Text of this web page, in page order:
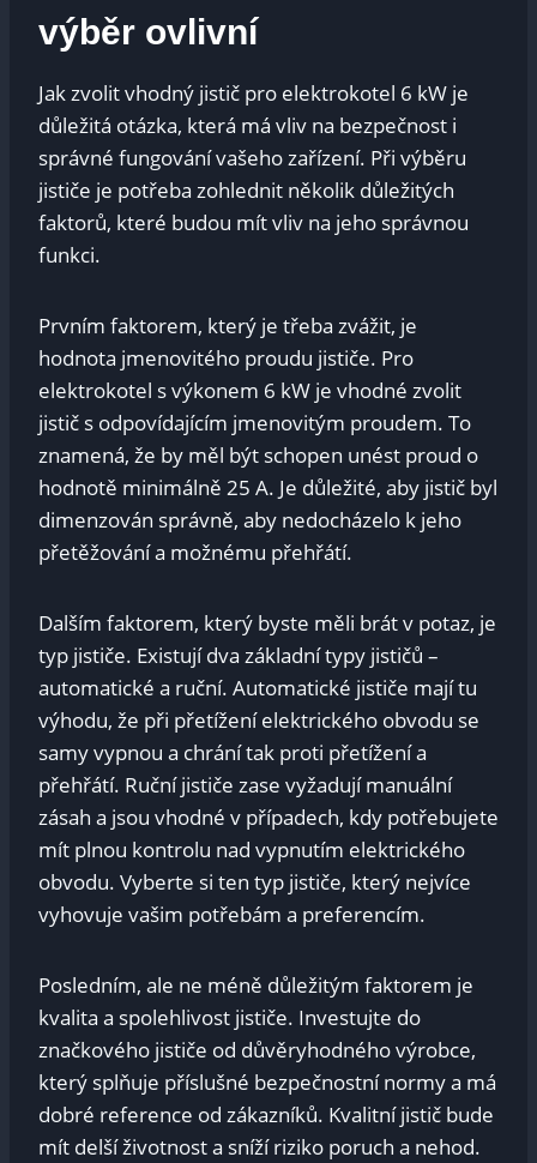
výběr ovlivní
Jak zvolit vhodný jistič pro elektrokotel 6⁤ kW je
důležitá otázka, která má vliv na bezpečnost i
správné fungování vašeho zařízení. Při‍ výběru
jističe je potřeba​ zohlednit několik důležitých
faktorů, které budou mít vliv na jeho správnou
funkci.
Prvním ​faktorem, který ⁤je třeba zvážit, je
hodnota jmenovitého proudu jističe. Pro
elektrokotel s výkonem 6‍ kW je vhodné zvolit
jistič s odpovídajícím jmenovitým proudem. To
znamená, že by měl⁢ být ‌schopen unést proud o
hodnotě minimálně 25 ⁤A. Je důležité, aby jistič byl
dimenzován správně, ⁢aby nedocházelo k jeho
přetěžování⁢ a možnému ‍přehřátí.
Dalším faktorem, který byste měli brát v potaz, je
typ‍ jističe. Existují dva základní​ typy jističů –
automatické a ruční. Automatické jističe mají tu
⁤výhodu, že⁣ při přetížení elektrického obvodu se
samy vypnou a chrání tak​ proti přetížení a
přehřátí. Ruční jističe zase vyžadují manuální
zásah a jsou ‍vhodné v případech, kdy potřebujete
mít⁣ plnou kontrolu nad vypnutím elektrického⁤
obvodu. Vyberte si ten typ jističe, ‌který nejvíce
vyhovuje vašim potřebám a preferencím.
Posledním, ale ne méně⁢ důležitým faktorem ⁤je
kvalita a spolehlivost jističe. Investujte do⁢
značkového jističe od důvěryhodného výrobce,
který splňuje​ příslušné bezpečnostní normy a má
dobré reference od zákazníků.​ Kvalitní jistič ⁣bude
mít delší​ životnost a sníží riziko poruch a‍ nehod.